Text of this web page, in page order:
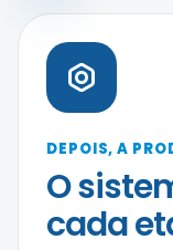
DEPOIS, A
O
cada